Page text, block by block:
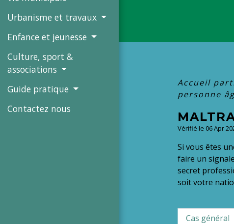
Urbanisme et travaux
Enfance et jeunesse
Culture, sport &
associations
Guide pratique
Contactez nous
Accueil
personne
Vérifié le 06 Apr
Si vous êtes
faire un
secret
soit votre
Cas général